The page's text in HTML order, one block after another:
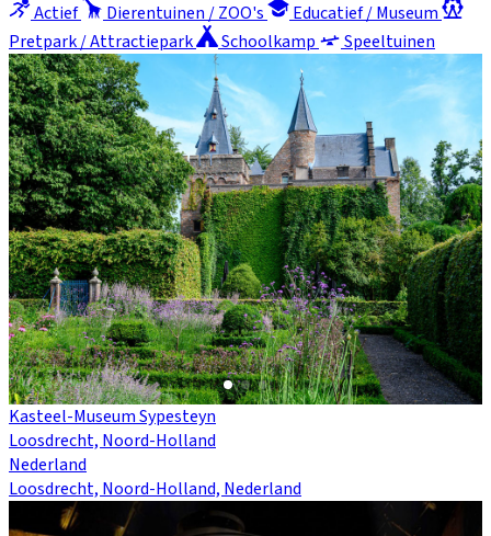
Actief
Dierentuinen / ZOO's
Educatief / Museum
Pretpark / Attractiepark
Schoolkamp Speeltuinen
Kasteel-Museum Sypesteyn
Loosdrecht, Noord-Holland
Nederland
Loosdrecht, Noord-Holland, Nederland